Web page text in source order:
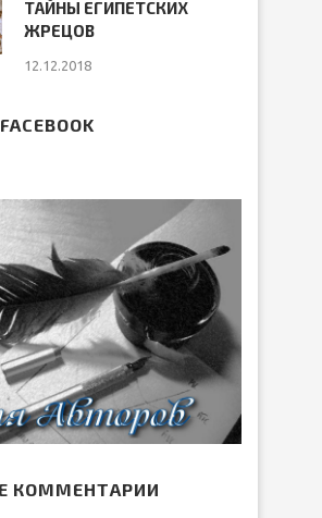
ТАЙНЫ ЕГИПЕТСКИХ
ЖРЕЦОВ
12.12.2018
КОММЕНТАРИИ